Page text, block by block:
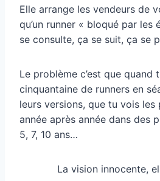
Elle arrange les vendeurs de
qu’un runner « bloqué par les
se consulte, ça se suit, ça se
Le problème c’est que quand
cinquantaine de runners en
leurs versions, que tu vois
année après année dans des
5, 7, 10 ans…
La vision innocente,